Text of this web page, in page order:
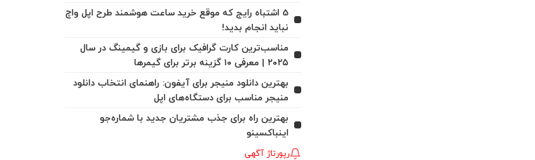
5 اشتباه رایج که موقع خرید ساعت هوشمند طرح اپل واچ
نباید انجام بدید!
مناسب‌ترین کارت گرافیک برای بازی و گیمینگ در سال
۲۰۲۵ | معرفی ۱۰ گزینه برتر برای گیمرها
بهترین دانلود منیجر برای آیفون: راهنمای انتخاب دانلود
منیجر مناسب برای دستگاه‌های اپل
بهترین راه برای جذب مشتریان جدید با شماره‌جو
اینباکسینو
رپورتاژ آگهی